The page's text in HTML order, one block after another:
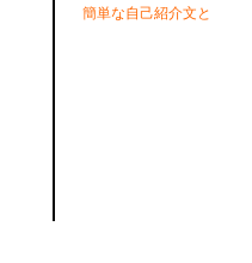
簡単な自己紹介文と